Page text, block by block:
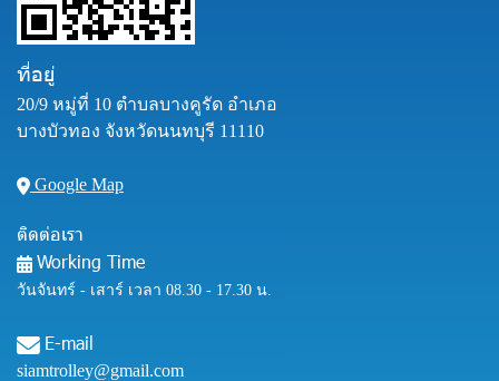
ที่อยู่
20/9 หมู่ที่ 10 ตำบลบางคูรัด อำเภอ
บางบัวทอง จังหวัดนนทบุรี 11110
Google Map
ติดต่อเรา
Working Time
วันจันทร์ - เสาร์ เวลา 08.30 - 17.30 น.
E-mail
siamtrolley@gmail.com